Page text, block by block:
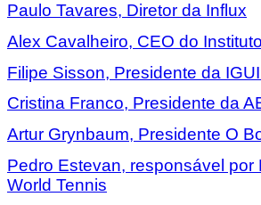
Paulo Tavares, Diretor da Influx
Alex Cavalheiro, CEO do
Filipe Sisson, Presidente da
Cristina Franco, Presidente da
Artur Grynbaum, Presidente O
Pedro Estevan, responsável por
World Tennis